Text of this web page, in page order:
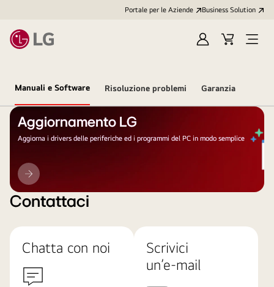
Portale per le Aziende Business Solution
AccediCart
Open
Manuali e Software Risoluzione problemi Garanzia
Aggiornamento LG
Aggiorna i drivers delle periferiche ed i programmi del PC in modo semplice
Aggiornamento
LG
Contattaci
Chatta con noi
Scrivici
un’e-mail